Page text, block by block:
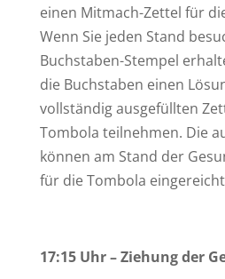
einen Mitmach-Zettel für
Wenn Sie jeden Stand
Buchstaben-Stempel
die Buchstaben einen
vollständig ausgefüllten
Tombola teilnehmen. Die
können am Stand der
für die Tombola
17:15 Uhr – Ziehung der